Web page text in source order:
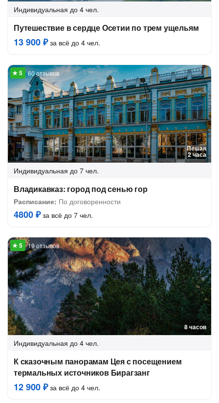
Индивидуальная до 4 чел.
Путешествие в сердце Осетии по трем ущельям
13 900 ₽за всё до 4 чел.
Пешая
2 часа
60 отзывов
Индивидуальная до 7 чел.
Владикавказ: город под сенью гор
Расписание: По договоренности
4800 ₽за всё до 7 чел.
8 часов
19 отзывов
Индивидуальная до 4 чел.
К сказочным панорамам Цея с посещением
термальных источников Бирагзанг
12 900 ₽за всё до 4 чел.